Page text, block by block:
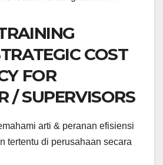
COST
FOR
/ SUPERVISORS
arti & peranan efisiensi
tertentu di perusahaan secara